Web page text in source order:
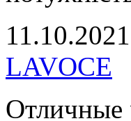
11.10.2021
LAVOCE
Отличные